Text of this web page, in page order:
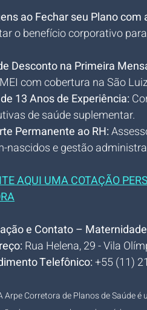
ao Fechar seu Plano
o benefício corporativo
Desconto na Primeira
com cobertura na São
13 Anos de Experiência:
de saúde suplementar.
Permanente ao RH:
nascidos e gestão
AQUI UMA COTAÇÃO
e Contato –
Rua Helena, 29 - Vila
Telefônico: +55 (11)
Arpe Corretora de Planos de Saúde